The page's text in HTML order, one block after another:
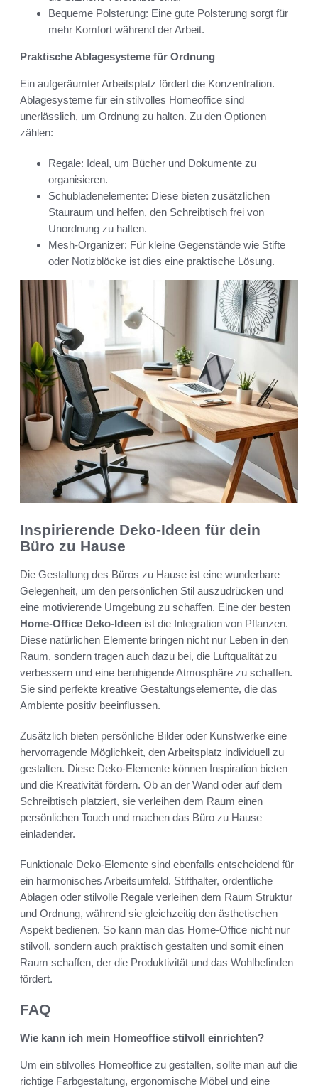
Bequeme Polsterung: Eine gute Polsterung sorgt für
mehr Komfort während der Arbeit.
Praktische Ablagesysteme für Ordnung
Ein aufgeräumter Arbeitsplatz fördert die Konzentration.
Ablagesysteme für ein stilvolles Homeoffice sind
unerlässlich, um Ordnung zu halten. Zu den Optionen
zählen:
Regale: Ideal, um Bücher und Dokumente zu
organisieren.
Schubladenelemente: Diese bieten zusätzlichen
Stauraum und helfen, den Schreibtisch frei von
Unordnung zu halten.
Mesh-Organizer: Für kleine Gegenstände wie Stifte
oder Notizblöcke ist dies eine praktische Lösung.
Inspirierende Deko-Ideen für dein
Büro zu Hause
Die Gestaltung des Büros zu Hause ist eine wunderbare
Gelegenheit, um den persönlichen Stil auszudrücken und
eine motivierende Umgebung zu schaffen. Eine der besten
Home-Office Deko-Ideen ist die Integration von Pflanzen.
Diese natürlichen Elemente bringen nicht nur Leben in den
Raum, sondern tragen auch dazu bei, die Luftqualität zu
verbessern und eine beruhigende Atmosphäre zu schaffen.
Sie sind perfekte kreative Gestaltungselemente, die das
Ambiente positiv beeinflussen.
Zusätzlich bieten persönliche Bilder oder Kunstwerke eine
hervorragende Möglichkeit, den Arbeitsplatz individuell zu
gestalten. Diese Deko-Elemente können Inspiration bieten
und die Kreativität fördern. Ob an der Wand oder auf dem
Schreibtisch platziert, sie verleihen dem Raum einen
persönlichen Touch und machen das Büro zu Hause
einladender.
Funktionale Deko-Elemente sind ebenfalls entscheidend für
ein harmonisches Arbeitsumfeld. Stifthalter, ordentliche
Ablagen oder stilvolle Regale verleihen dem Raum Struktur
und Ordnung, während sie gleichzeitig den ästhetischen
Aspekt bedienen. So kann man das Home-Office nicht nur
stilvoll, sondern auch praktisch gestalten und somit einen
Raum schaffen, der die Produktivität und das Wohlbefinden
fördert.
FAQ
Wie kann ich mein Homeoffice stilvoll einrichten?
Um ein stilvolles Homeoffice zu gestalten, sollte man auf die
richtige Farbgestaltung, ergonomische Möbel und eine